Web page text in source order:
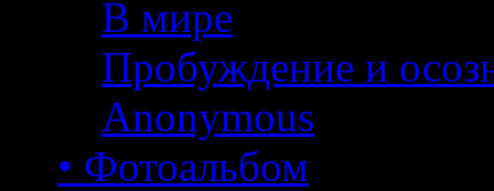
В мире
Пробуждение и
Anonymous
• Фотоальбом